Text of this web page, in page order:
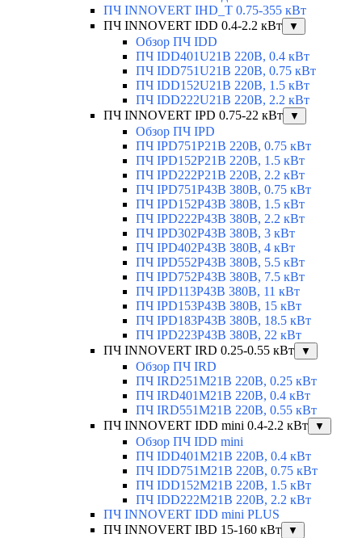
ПЧ INNOVERT IHD_T 0.75-355 кВт
ПЧ INNOVERT IDD 0.4-2.2 кВт
▼
Обзор ПЧ IDD
ПЧ IDD401U21B 220В, 0.4 кВт
ПЧ IDD751U21B 220В, 0.75 кВт
ПЧ IDD152U21B 220В, 1.5 кВт
ПЧ IDD222U21B 220В, 2.2 кВт
ПЧ INNOVERT IPD 0.75-22 кВт
▼
Обзор ПЧ IPD
ПЧ IPD751P21B 220В, 0.75 кВт
ПЧ IPD152P21B 220В, 1.5 кВт
ПЧ IPD222P21B 220В, 2.2 кВт
ПЧ IPD751P43B 380В, 0.75 кВт
ПЧ IPD152P43B 380В, 1.5 кВт
ПЧ IPD222P43B 380В, 2.2 кВт
ПЧ IPD302P43B 380В, 3 кВт
ПЧ IPD402P43B 380В, 4 кВт
ПЧ IPD552P43B 380В, 5.5 кВт
ПЧ IPD752P43B 380В, 7.5 кВт
ПЧ IPD113P43B 380В, 11 кВт
ПЧ IPD153P43B 380В, 15 кВт
ПЧ IPD183P43B 380В, 18.5 кВт
ПЧ IPD223P43B 380В, 22 кВт
ПЧ INNOVERT IRD 0.25-0.55 кВт
▼
Обзор ПЧ IRD
ПЧ IRD251M21B 220В, 0.25 кВт
ПЧ IRD401M21B 220В, 0.4 кВт
ПЧ IRD551M21B 220В, 0.55 кВт
ПЧ INNOVERT IDD mini 0.4-2.2 кВт
▼
Обзор ПЧ IDD mini
ПЧ IDD401M21B 220В, 0.4 кВт
ПЧ IDD751M21B 220В, 0.75 кВт
ПЧ IDD152M21B 220В, 1.5 кВт
ПЧ IDD222M21B 220В, 2.2 кВт
ПЧ INNOVERT IDD mini PLUS
ПЧ INNOVERT IBD 15-160 кВт
▼